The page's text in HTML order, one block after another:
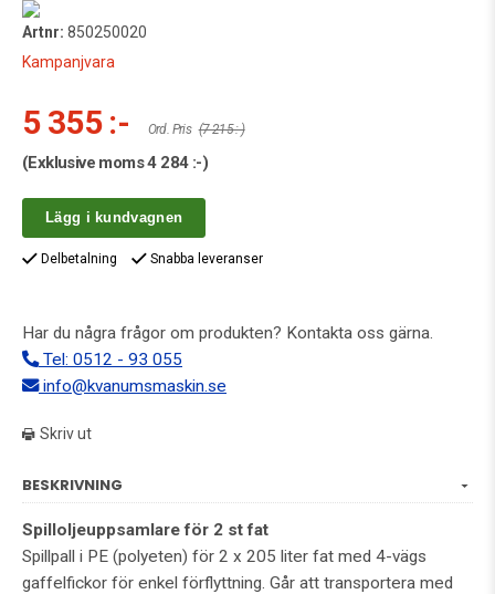
Artnr: 850250020
Kampanjvara
5 355 :- Ord. Pris (7 215 :-)
(Exklusive moms4 284 :-)
Lägg i kundvagnen
Delbetalning Snabba leveranser
Har du några frågor om produkten? Kontakta oss gärna.
Tel: 0512 - 93 055
info@kvanumsmaskin.se
Skriv ut
BESKRIVNING
Spilloljeuppsamlare för 2 st fat
Spillpall i PE (polyeten) för 2 x 205 liter fat med 4-vägs
gaffelfickor för enkel förflyttning. Går att transportera med